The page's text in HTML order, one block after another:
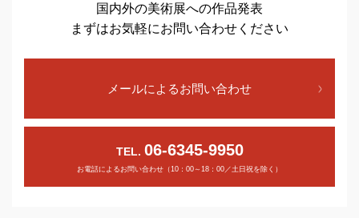
国内外の美術展への作品発表
まずはお気軽にお問い合わせください
メールによるお問い合わせ
TEL. 06-6345-9950
お電話によるお問い合わせ（10：00～18：00／土日祝を除く）